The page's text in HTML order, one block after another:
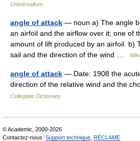
Universalium
angle of attack — noun a) The angle
an airfoil and the airflow over it; one of
amount of lift produced by an airfoil. b)
sail and the direction of the wind …
angle of attack — Date: 1908 the
direction of the relative wind and the
Collegiate Dictionary
© Academic, 2000-2026
Contactez-nous: Support technique RÉCLAME